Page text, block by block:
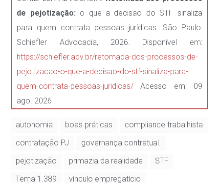
de pejotização: o que a decisão do STF sinaliza
para quem contrata pessoas jurídicas. São Paulo:
Schiefler Advocacia, 2026. Disponível em:
https://schiefler.adv.br/retomada-dos-processos-de-
pejotizacao-o-que-a-decisao-do-stf-sinaliza-para-
quem-contrata-pessoas-juridicas/ Acesso em: 09
ago. 2026
autonomia boas práticas
compliance trabalhista
contratação PJ
governança contratual.
pejotização
primazia da realidade
STF
Tema 1.389
vínculo empregatício